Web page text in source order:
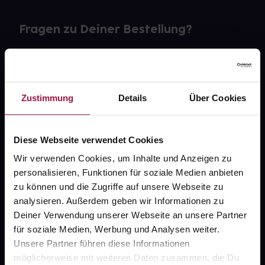
Zustimmung Details Über Cookies
Diese Webseite verwendet Cookies
Wir verwenden Cookies, um Inhalte und Anzeigen zu
personalisieren, Funktionen für soziale Medien anbieten
zu können und die Zugriffe auf unsere Webseite zu
analysieren. Außerdem geben wir Informationen zu
Deiner Verwendung unserer Webseite an unsere Partner
für soziale Medien, Werbung und Analysen weiter.
Unsere Partner führen diese Informationen
möglicherweise mit weiteren Daten zusammen, die Du
Fragen zu Deiner Bestellung?
gesund.de
Über uns
Newsletter